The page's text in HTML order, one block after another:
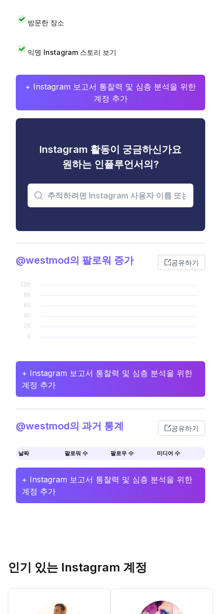
방문한 장소
익명 Instagram 스토리 보기
+ Instagram 보고서 통찰력 및 심층 분석을 위한
계정 추가
Instagram 활동이 궁금하신가요
원하는 인플루언서의?
@westmod의 팔로워 증가 공유하기
+ Instagram 보고서 통찰력 및 심층 분석을 위한
계정 추가
@westmod의 과거 통계 공유하기
날짜 팔로워 수 팔로우 수 미디어 수
+ Instagram 보고서 통찰력 및 심층 분석을 위한
계정 추가
인기 있는 Instagram 계정